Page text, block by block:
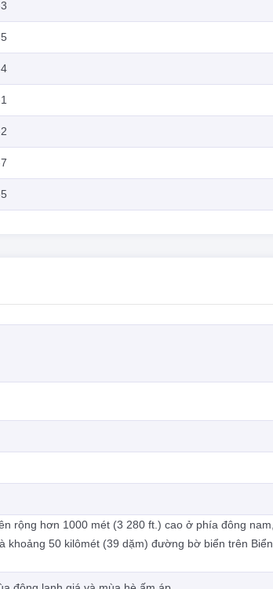
rộng hơn 1000 mét (3 280 ft.) cao ở phía đông
khoảng 50 kilômét (39 dặm) đường bờ biển trên Biển